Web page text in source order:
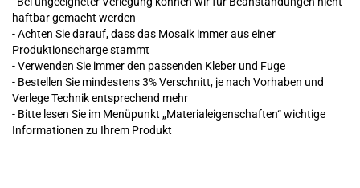
haftbar gemacht werden
- Achten Sie darauf, dass das Mosaik immer aus einer
Produktionscharge stammt
- Verwenden Sie immer den passenden Kleber und Fuge
- Bestellen Sie mindestens 3% Verschnitt, je nach Vorhaben und
Verlege Technik entsprechend mehr
- Bitte lesen Sie im Menüpunkt „Materialeigenschaften“ wichtige
Informationen zu Ihrem Produkt